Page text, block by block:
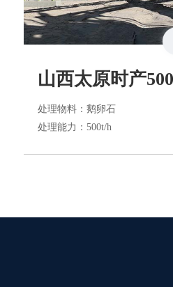
处理物料 ：鹅卵石
处理能力 ：500t/h